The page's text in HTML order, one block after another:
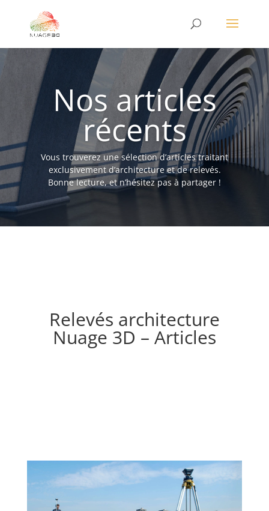
Nos articles
récents
Vous trouverez une sélection d’articles traitant
exclusivement d’architecture et de relevés.
Bonne lecture, et n’hésitez pas à partager !
Relevés architecture
Nuage 3D – Articles